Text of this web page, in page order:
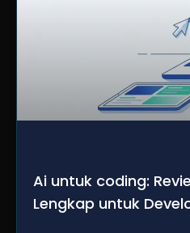
Ai untuk coding:
Lengkap untuk